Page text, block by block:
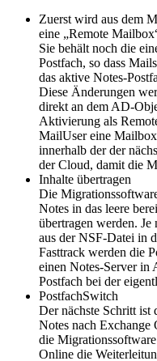
Zuerst wird aus dem
eine „Remote
Sie behält noch die
Postfach, so dass
das aktive Notes-
Diese Änderungen
direkt an dem AD-
Aktivierung als
MailUser eine
innerhalb der der
der Cloud, damit die
Inhalte übertragen
Die
Notes in das leere
übertragen werden.
aus der NSF-Datei in
Fasttrack werden die
einen Notes-Server in
Postfach bei der
PostfachSwitch
Der nächste Schritt
Notes nach
die
Online die